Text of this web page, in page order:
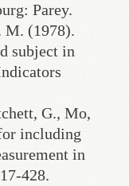
Parey.
M. (1978).
subject in
G., Mo,
including
in
428.